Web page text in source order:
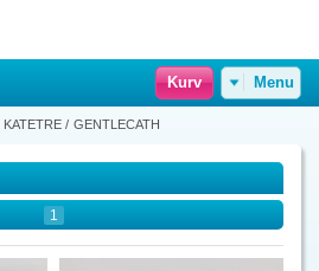
Kurv Menu
KATETRE / GENTLECATH
1